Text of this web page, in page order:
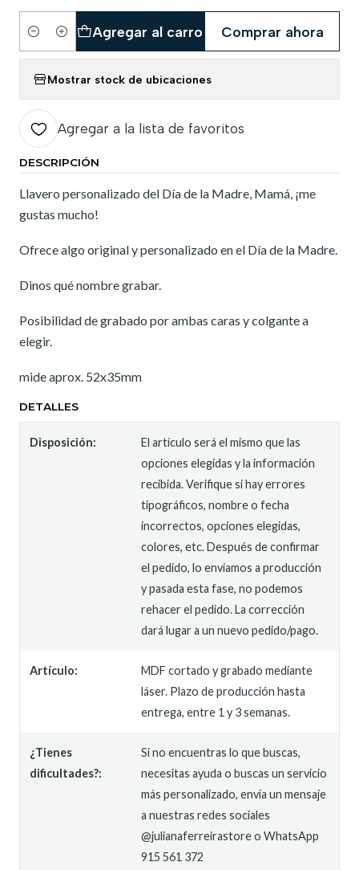
Cantidad
Agregar al carro Comprar ahora
Mostrar stock de ubicaciones
Agregar a la lista de favoritos
DESCRIPCIÓN
Llavero personalizado del Día de la Madre, Mamá, ¡me
gustas mucho!
Ofrece algo original y personalizado en el Día de la Madre.
Dinos qué nombre grabar.
Posibilidad de grabado por ambas caras y colgante a
elegir.
mide aprox. 52x35mm
DETALLES
Disposición:
El artículo será el mismo que las
opciones elegidas y la información
recibida. Verifique si hay errores
tipográficos, nombre o fecha
incorrectos, opciones elegidas,
colores, etc. Después de confirmar
el pedido, lo enviamos a producción
y pasada esta fase, no podemos
rehacer el pedido. La corrección
dará lugar a un nuevo pedido/pago.
Artículo:
MDF cortado y grabado mediante
láser. Plazo de producción hasta
entrega, entre 1 y 3 semanas.
¿Tienes
dificultades?:
Si no encuentras lo que buscas,
necesitas ayuda o buscas un servicio
más personalizado, envía un mensaje
a nuestras redes sociales
@julianaferreirastore o WhatsApp
915 561 372